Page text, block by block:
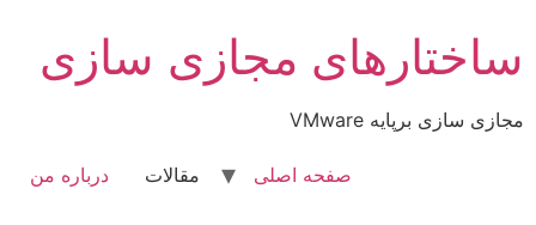
محتوا
ساختارهای مجازی سازی
مجازی سازی برپایه VMware
صفحه اصلی مقالات درباره من